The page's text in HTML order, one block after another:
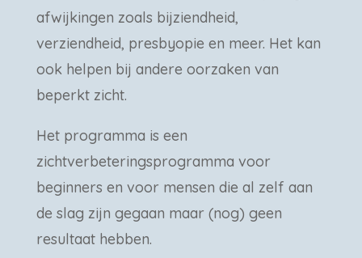
afwijkingen zoals bijziendheid,
verziendheid, presbyopie en meer. Het kan
ook helpen bij andere oorzaken van
beperkt zicht.
Het programma is een
zichtverbeteringsprogramma voor
beginners en voor mensen die al zelf aan
de slag zijn gegaan maar (nog) geen
resultaat hebben.